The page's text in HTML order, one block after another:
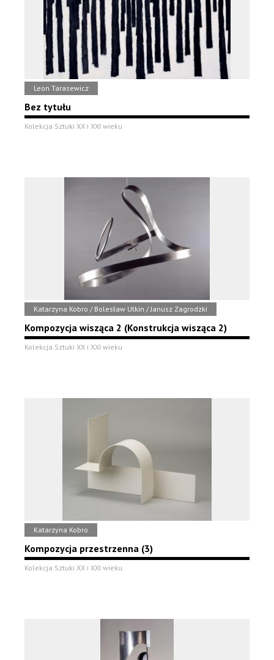
Leon Tarasewicz
Bez tytułu
Kolekcja Sztuki XX i XXI wieku
Katarzyna Kobro / Bolesław Utkin / Janusz Zagrodzki
Kompozycja wisząca 2 (Konstrukcja wisząca 2)
Kolekcja Sztuki XX i XXI wieku
Katarzyna Kobro
Kompozycja przestrzenna (3)
Kolekcja Sztuki XX i XXI wieku